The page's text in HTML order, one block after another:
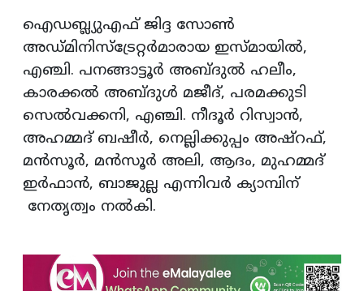
ഐഡബ്ല്യുഎഫ് ജിദ്ദ സോണ്‍
അഡ്മിനിസ്‌ട്രേറ്റര്‍മാരായ ഇസ്മായില്‍,
എഞ്ചി. പനങ്ങാട്ടൂര്‍ അബ്ദുല്‍ ഹലീം,
കാരക്കല്‍ അബ്ദുള്‍ മജീദ്, പരമക്കുടി
സെല്‍വക്കനി, എഞ്ചി. നീദൂര്‍ റിസ്വാന്‍,
അഹമ്മദ് ബഷീര്‍, നെല്ലിക്കുപ്പം അഷ്റഫ്,
മന്‍സൂര്‍, മന്‍സൂര്‍ അലി, ആദം, മുഹമ്മദ്
ഇര്‍ഫാന്‍, ബാജുല്ല എന്നിവര്‍ ക്യാമ്പിന്
നേതൃത്വം നല്‍കി.